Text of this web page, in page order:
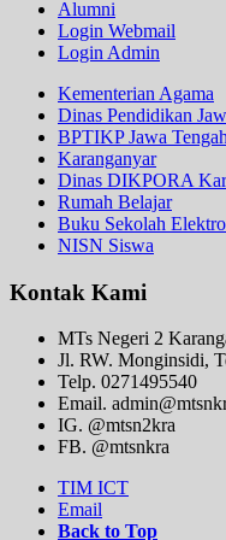
Alumni
Login Webmail
Login Admin
Kementerian Agama
Dinas Pendidikan
BPTIKP Jawa Tengah
Karanganyar
Dinas DIKPORA
Rumah Belajar
Buku Sekolah
NISN Siswa
Kontak Kami
MTs Negeri 2
Jl. RW. Monginsidi,
Telp. 0271495540
Email.
IG. @mtsn2kra
FB. @mtsnkra
TIM ICT
Email
Back to Top